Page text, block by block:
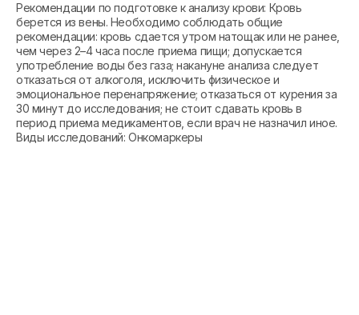
Рекомендации по подготовке к анализу крови: Кровь
берется из вены. Необходимо соблюдать общие
рекомендации: кровь сдается утром натощак или не ранее,
чем через 2–4 часа после приема пищи; допускается
употребление воды без газа; накануне анализа следует
отказаться от алкоголя, исключить физическое и
эмоциональное перенапряжение; отказаться от курения за
30 минут до исследования; не стоит сдавать кровь в
период приема медикаментов, если врач не назначил иное.
Виды исследований: Онкомаркеры